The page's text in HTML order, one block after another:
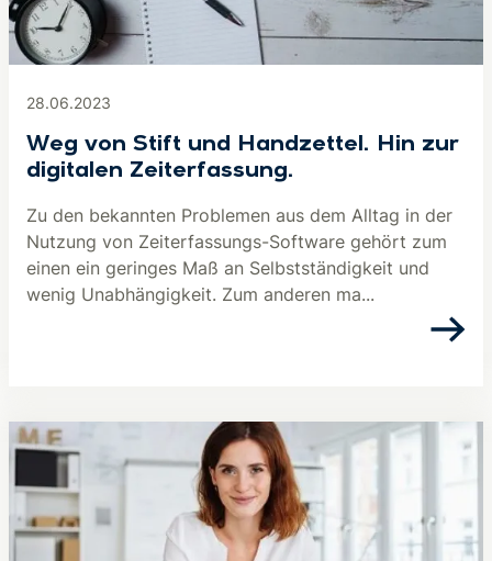
28.06.2023
Weg von Stift und Handzettel. Hin zur
digitalen Zeiterfassung.
Zu den bekannten Problemen aus dem Alltag in der
Nutzung von Zeiterfassungs-Software gehört zum
einen ein geringes Maß an Selbstständigkeit und
wenig Unabhängigkeit. Zum anderen ma...